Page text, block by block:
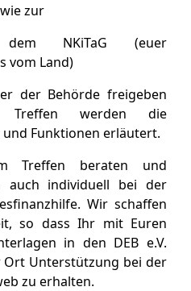
zur
NKiTaG (euer
vom Land)
der Behörde freigeben
werden die
Funktionen erläutert.
Treffen beraten und
auch individuell bei der
Wir schaffen
so dass Ihr mit Euren
in den DEB e.V.
Unterstützung bei der
zu erhalten.